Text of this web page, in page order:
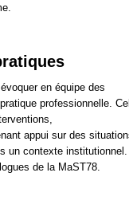
en équipe des
professionnelle.
appui sur des
un contexte institutionnel.
de la MaST78.